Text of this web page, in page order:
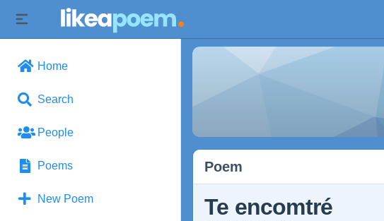
Home
Search
People
Poems
New Poem
Poem
Te encomtré